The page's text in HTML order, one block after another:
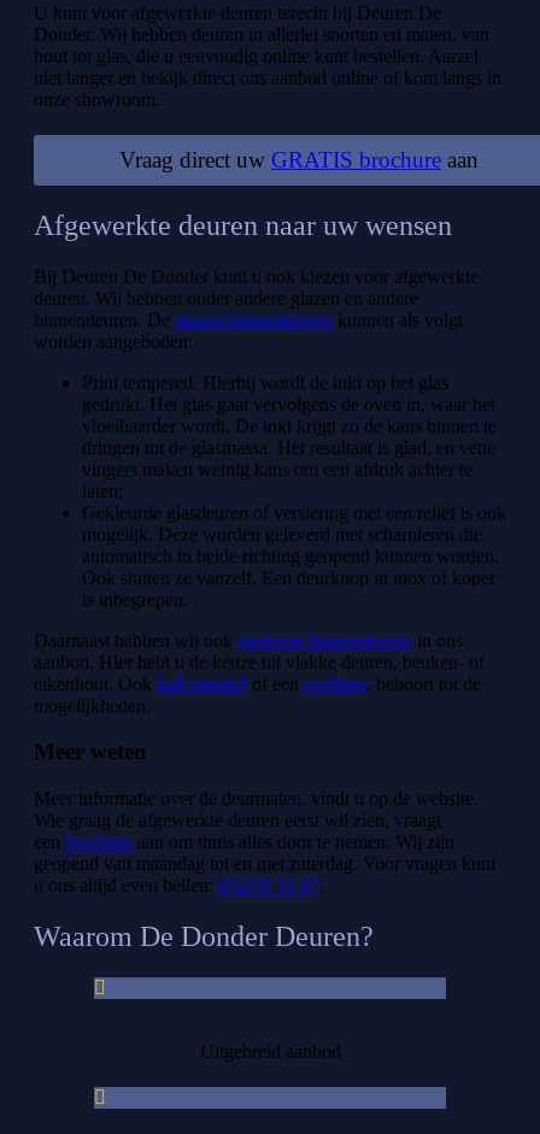
U kunt voor afgewerkte deuren terecht bij Deuren De
Donder. Wij hebben deuren in allerlei soorten en maten, van
hout tot glas, die u eenvoudig online kunt bestellen. Aarzel
niet langer en bekijk direct ons aanbod online of kom langs in
onze showroom.
Vraag direct uw GRATIS brochure aan
Afgewerkte deuren naar uw wensen
Bij Deuren De Donder kunt u ook kiezen voor afgewerkte
deuren. Wij hebben onder andere glazen en andere
binnendeuren. De glazen binnendeuren kunnen als volgt
worden aangeboden:
Print tempered. Hierbij wordt de inkt op het glas
gedrukt. Het glas gaat vervolgens de oven in, waar het
vloeibaarder wordt. De inkt krijgt zo de kans binnen te
dringen tot de glasmassa. Het resultaat is glad, en vette
vingers maken weinig kans om een afdruk achter te
laten;
Gekleurde glasdeuren of versiering met een reliëf is ook
mogelijk. Deze worden geleverd met scharnieren die
automatisch in beide richting geopend kunnen worden.
Ook sluiten ze vanzelf. Een deurknop in inox of koper
is inbegrepen.
Daarnaast hebben wij ook moderne binnendeuren in ons
aanbod. Hier hebt u de keuze uit vlakke deuren, beuken- of
eikenhout. Ook half massiefof een verfdeur, behoort tot de
mogelijkheden.
Meer weten
Meer informatie over de deurmaten, vindt u op de website.
Wie graag de afgewerkte deuren eerst wil zien, vraagt
een brochure aan om thuis alles door te nemen. Wij zijn
geopend van maandag tot en met zaterdag. Voor vragen kunt
u ons altijd even bellen: 052/35 51 07.
Waarom De Donder Deuren?
Uitgebreid aanbod